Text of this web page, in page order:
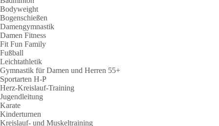
Bodyweight
Bogenschießen
Damengymnastik
Damen Fitness
Fit Fun Family
Fußball
Leichtathletik
Gymnastik für Damen und Herren 55+
Sportarten H-P
Herz-Kreislauf-Training
Jugendleitung
Karate
Kinderturnen
Kreislauf- und Muskeltraining